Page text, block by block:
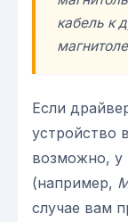
кабель к
Если
устройство
возможно, у
(например,
случае вам